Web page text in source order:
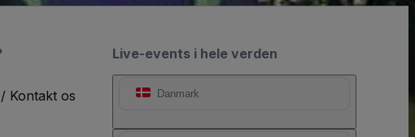
Live-events i hele verden
Danmark
Kontakt os